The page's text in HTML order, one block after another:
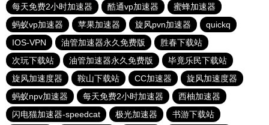
每天免费2小时加速器
酷通vp加速器
蜜蜂加速器
蚂蚁vp加速器
苹果加速器 旋风pvn加速器
quickq
IOS-VPN
油管加速器永久免费版
胜春下载站
次玩下载站
油管加速器永久免费版
毕竟乐民下载站
旋风加速度器
鞍山下载站 CC加速器
旋风加速度器
蚂蚁npv加速器
每天免费2小时加速器
西柚加速器
闪电猫加速器-speedcat
极光加速器 书游下载站